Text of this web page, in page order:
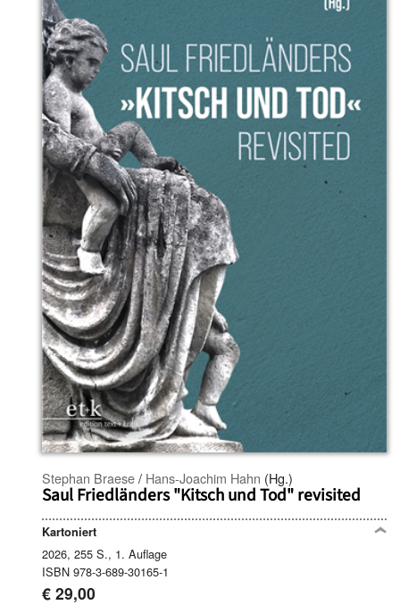
Stephan Braese/ Hans-Joachim Hahn (Hg.)
Saul Friedländers "Kitsch und Tod" revisited
Kartoniert
2026, 255 S., 1. Auflage
ISBN 978-3-689-30165-1
€ 29,00